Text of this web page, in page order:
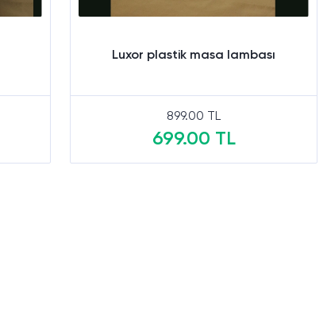
Luxor plastik masa lambası
899.00 TL
699.00 TL